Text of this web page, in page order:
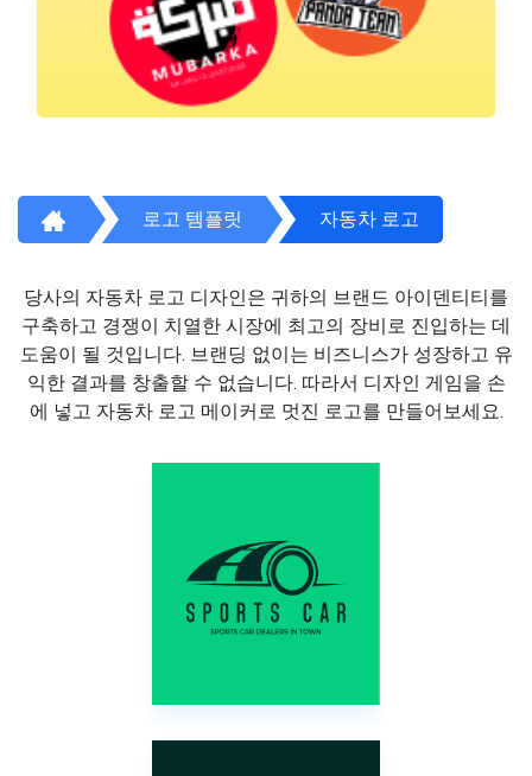
로고 템플릿 자동차 로고
당사의 자동차 로고 디자인은 귀하의 브랜드 아이덴티티를
구축하고 경쟁이 치열한 시장에 최고의 장비로 진입하는 데
도움이 될 것입니다. 브랜딩 없이는 비즈니스가 성장하고 유
익한 결과를 창출할 수 없습니다. 따라서 디자인 게임을 손
에 넣고 자동차 로고 메이커로 멋진 로고를 만들어보세요.